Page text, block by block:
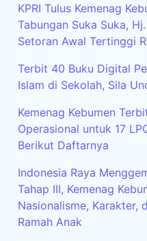
KPRI Tulus Kemenag
Tabungan Suka Suka,
Setoran Awal Tertinggi
Terbit 40 Buku Digital
Islam di Sekolah, Sila
Kemenag Kebumen
Operasional untuk 17
Berikut Daftarnya
Indonesia Raya
Tahap III, Kemenag
Nasionalisme, Karakter,
Ramah Anak